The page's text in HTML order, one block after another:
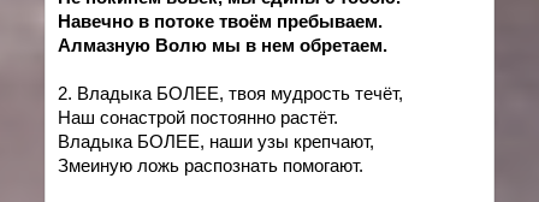
Навечно в потоке твоём пребываем.
Алмазную Волю мы в нем обретаем.
2. Владыка БОЛЕЕ, твоя мудрость течёт,
Наш сонастрой постоянно растёт.
Владыка БОЛЕЕ, наши узы крепчают,
Змеиную ложь распознать помогают.